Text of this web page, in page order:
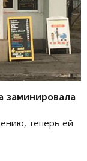
заминировала
теперь ей